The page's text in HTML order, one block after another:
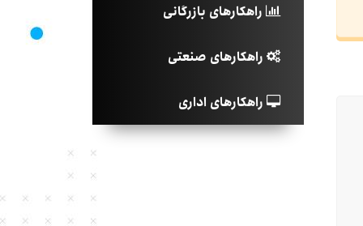
راهکارهای بازرگانی
راهکارهای صنعتی
راهکارهای اداری